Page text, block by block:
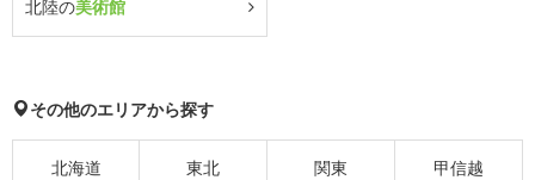
北陸の美術館
その他のエリアから探す
北海道 東北 関東 甲信越